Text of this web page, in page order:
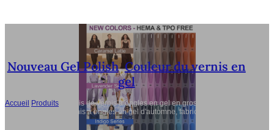
Nouveau Gel Polish,Couleur du vernis en
gel
Accueil Produits
Coloris de vernis à ongles en gel en gros 2025,
Nouvelle série de vernis à ongles en gel d'automne, fabricant